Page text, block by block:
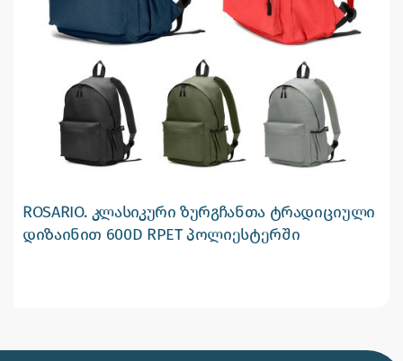
ROSARIO. კლასიკური ზურგჩანთა ტრადიციული
დიზაინით 600D RPET პოლიესტერში